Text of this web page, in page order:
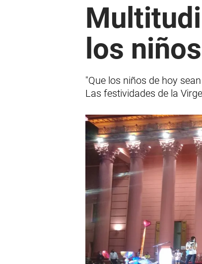
los
"Que los niños de hoy
Las festividades de la